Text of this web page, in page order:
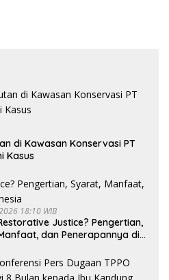
di Kawasan Konservasi PT
Kasus
18:10 WIB
Justice? Pengertian,
dan Penerapannya di